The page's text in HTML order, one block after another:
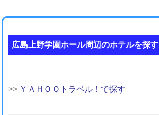
広島上野学園ホール周辺のホテルを探す
>> ＹＡＨＯＯトラベル！で探す